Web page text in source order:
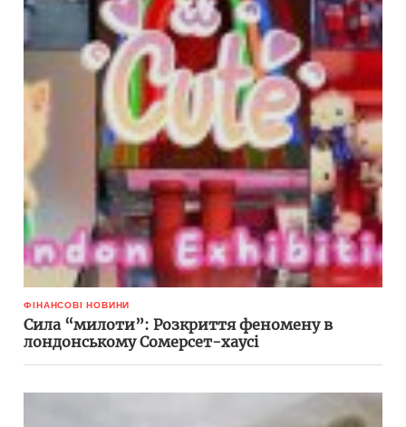
ФІНАНСОВІ НОВИНИ
Сила “милоти”: Розкриття феномену в
лондонському Сомерсет-хаусі